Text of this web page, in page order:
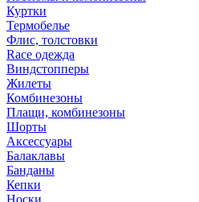
Куртки
Термобелье
Флис, толстовки
Race одежда
Виндстопперы
Жилеты
Комбинезоны
Плащи, комбинезоны
Шорты
Аксессуары
Балаклавы
Банданы
Кепки
Носки